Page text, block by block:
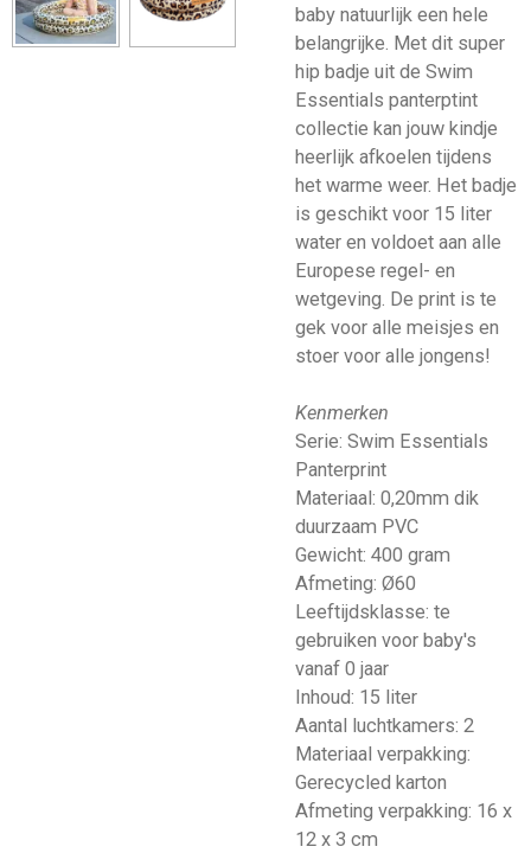
baby natuurlijk een hele
belangrijke. Met dit super
hip badje uit de Swim
Essentials panterptint
collectie kan jouw kindje
heerlijk afkoelen tijdens
het warme weer. Het badje
is geschikt voor 15 liter
water en voldoet aan alle
Europese regel- en
wetgeving. De print is te
gek voor alle meisjes en
stoer voor alle jongens!
Kenmerken
Serie: Swim Essentials
Panterprint
Materiaal: 0,20mm dik
duurzaam PVC
Gewicht: 400 gram
Afmeting: Ø60
Leeftijdsklasse: te
gebruiken voor baby's
vanaf 0 jaar
Inhoud: 15 liter
Aantal luchtkamers: 2
Materiaal verpakking:
Gerecycled karton
Afmeting verpakking: 16 x
12 x 3 cm